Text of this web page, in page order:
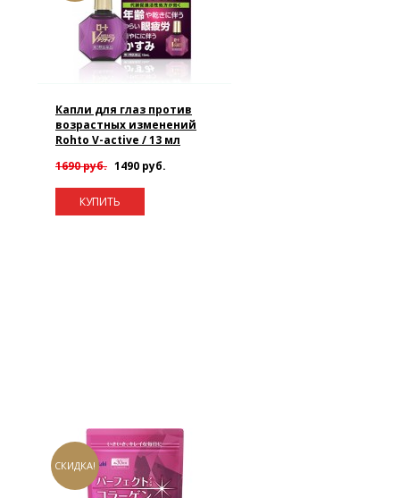
Капли для глаз против
возрастных изменений
Rohto V-active / 13 мл
1690 руб. 1490 руб.
КУПИТЬ
СКИДКА!